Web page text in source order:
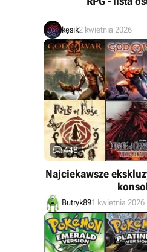
kęsik2 kwietnia 2026
448
Najciekawsze
Butryk891 kwietnia 2026